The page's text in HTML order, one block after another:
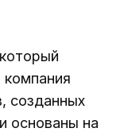
компания
созданных
основаны на